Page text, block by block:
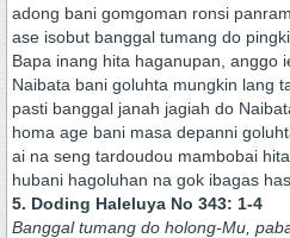
adong bani gomgoman ronsi
ase isobut banggal tumang do
Bapa inang hita haganupan, anggo
Naibata bani goluhta mungkin lang
pasti banggal janah jagiah do
homa age bani masa depanni
ai na seng tardoudou mambobai
hubani hagoluhan na gok ibagas
5. Doding Haleluya No 343: 1-4
Banggal tumang do holong-Mu,